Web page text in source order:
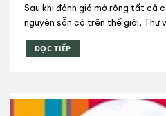
NĂNG LỰC VÀ ĐƯA
CHÍNH THỨC TỪ
Sau khi đánh giá mở rộng tất cả
nguyên sẵn có trên thế giới, Thư
Libris.
ĐỌC TIẾP